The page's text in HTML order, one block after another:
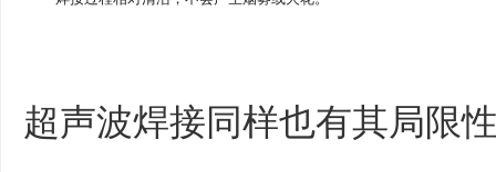
超声波焊接同样也有其局限